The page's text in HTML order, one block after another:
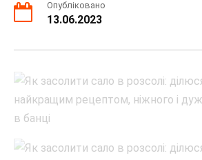
Опубліковано
13.06.2023